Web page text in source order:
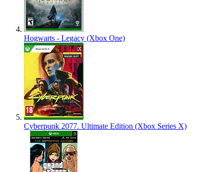
Hogwarts - Legacy (Xbox One)
Cyberpunk 2077. Ultimate Edition (Xbox Series X)